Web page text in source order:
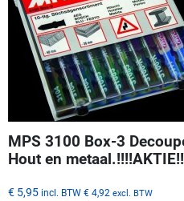
MPS 3100 Box-3
Hout en
€ 5,95 incl. BTW € 4,92 excl. BTW